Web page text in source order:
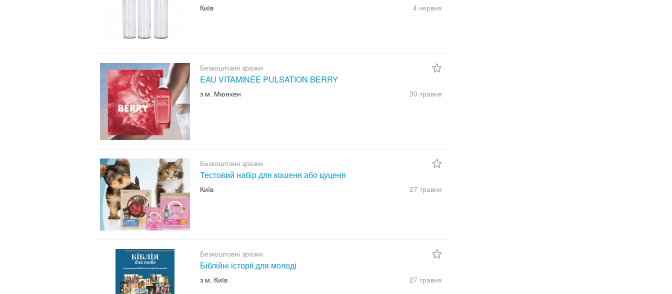
Київ 4 червня
Безкоштовні зразки
EAU VITAMINÉE PULSATION BERRY
з м. Мюнхен 30 травня
Безкоштовні зразки
Тестовий набір для кошеня або цуценя
Київ 27 травня
Безкоштовні зразки
Біблійні історії для молоді
з м. Київ 27 травня